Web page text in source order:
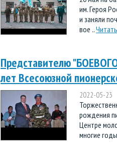
им. Героя
и заняли
вое ..
Представителю
лет Всесоюзной
2022-05-23
рождения
Центре
многие